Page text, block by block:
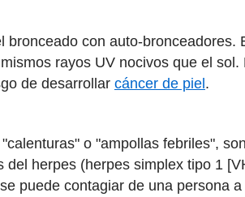
con auto-bronceadores.
rayos UV nocivos que el
de desarrollar cáncer de piel .
o "ampollas febriles",
herpes (herpes simplex tipo 1
puede contagiar de una persona